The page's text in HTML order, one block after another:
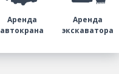
Аренда
автокрана
Аренда
экскаватора